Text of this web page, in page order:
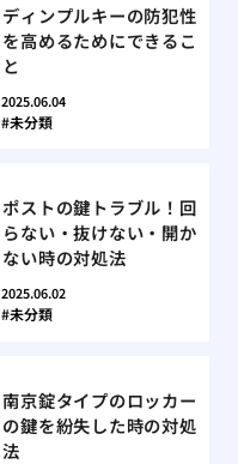
ディンプルキーの防犯性
を高めるためにできるこ
と
2025.06.04
未分類
ポストの鍵トラブル！回
らない・抜けない・開か
ない時の対処法
2025.06.02
未分類
南京錠タイプのロッカー
の鍵を紛失した時の対処
法